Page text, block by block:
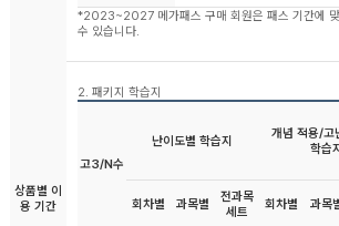
상품별 이
용 기간
*2023~2027 메가패스 구매 회원은 패스 기간에 맞
수 있습니다.
2. 패키지 학습지
고3/N수
난이도별 학습지
개념 적용/고
학습
회차별 과목별
전과목
세트
회차별 과목